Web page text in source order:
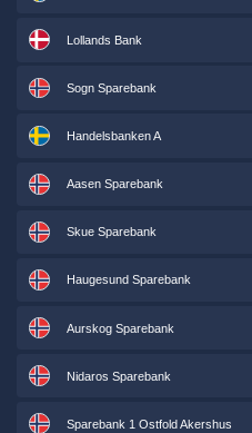
Lollands Bank
Sogn Sparebank
Handelsbanken A
Aasen Sparebank
Skue Sparebank
Haugesund Sparebank
Aurskog Sparebank
Nidaros Sparebank
Sparebank 1 Ostfold Akershus